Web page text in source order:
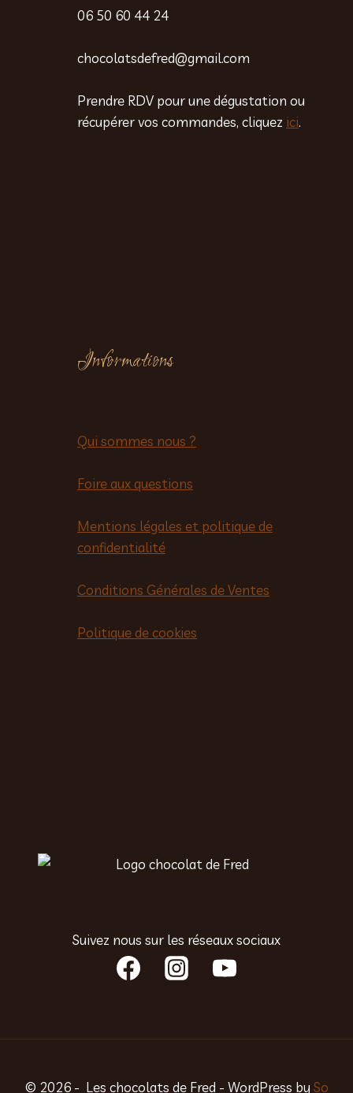
06 50 60 44 24
chocolatsdefred@gmail.com
Prendre RDV pour une dégustation ou
récupérer vos commandes, cliquez ici.
Informations
Qui sommes nous ?
Foire aux questions
Mentions légales et politique de
confidentialité
Conditions Générales de Ventes
Politique de cookies
Suivez nous sur les réseaux sociaux
© 2026 - Les chocolats de Fred - WordPress by So